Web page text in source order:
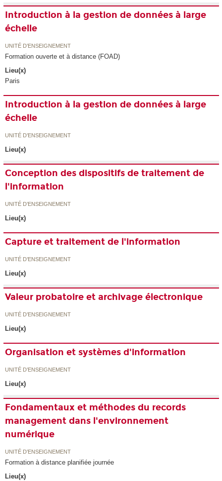
Introduction à la gestion de données à large
échelle
UNITÉ D’ENSEIGNEMENT
Formation ouverte et à distance (FOAD)
Lieu(x)
Paris
Introduction à la gestion de données à large
échelle
UNITÉ D’ENSEIGNEMENT
Lieu(x)
Conception des dispositifs de traitement de
l'information
UNITÉ D’ENSEIGNEMENT
Lieu(x)
Capture et traitement de l'information
UNITÉ D’ENSEIGNEMENT
Lieu(x)
Valeur probatoire et archivage électronique
UNITÉ D’ENSEIGNEMENT
Lieu(x)
Organisation et systèmes d'information
UNITÉ D’ENSEIGNEMENT
Lieu(x)
Fondamentaux et méthodes du records
management dans l'environnement
numérique
UNITÉ D’ENSEIGNEMENT
Formation à distance planifiée journée
Lieu(x)